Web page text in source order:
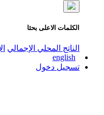
الكلمات الاعلى بحثا
الناتج المحلي الإجمالي
english
تسجيل دخول